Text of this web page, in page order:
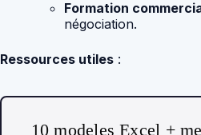
Formation
négociation.
Ressources utiles :
10 modeles Excel +